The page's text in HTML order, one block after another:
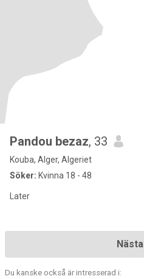
Pandou bezaz, 33
Kouba, Alger, Algeriet
Söker: Kvinna 18 - 48
Later
Nästa
Du kanske också är intresserad i: